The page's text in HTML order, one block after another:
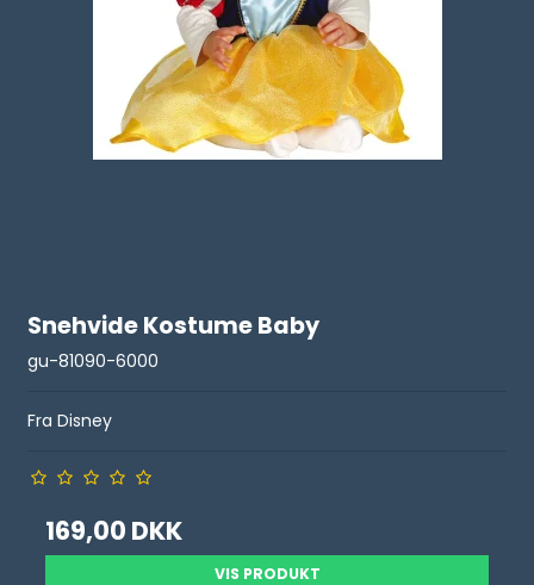
Snehvide Kostume Baby
gu-81090-6000
Fra Disney
169,00 DKK
VIS PRODUKT